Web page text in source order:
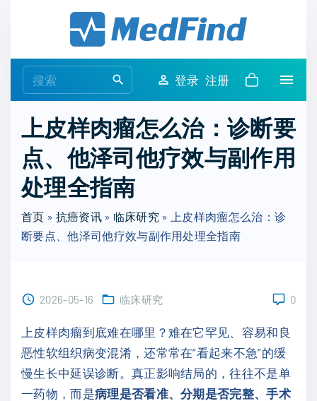
e
r
c
h
f
r
:
登录 注册
上皮样肉瘤怎么治：诊断要
点、他泽司他疗效与副作用
处理全指南
首页 » 抗癌资讯» 临床研究 »
上皮样肉瘤怎么治：诊
断要点、他泽司他疗效与副作用处理全指南
2026-05-16 临床研究 0
上皮样肉瘤到底难在哪里？难在它罕见、容易和良
恶性软组织病变混淆，还常常在“看起来不急”的缓
慢生长中延误诊断。真正影响结局的，往往不是单
一药物，而是病理是否看准、分期是否完整、手术